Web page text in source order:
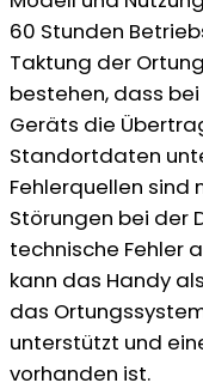
60 Stunden
Taktung der
bestehen, dass
Geräts die
Standortdaten
Fehlerquellen sind
Störungen bei der
technische Fehler
kann das Handy
das
unterstützt und
vorhanden ist.